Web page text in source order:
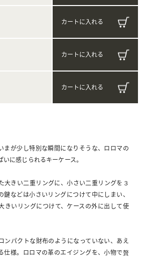
まが少し特別な瞬間になりそうな、ロロマの
に感じられるキーケース。
大きい二重リングに、小さい二重リングを３
鍵などは小さいリングにつけて中にしまい、
きいリングにつけて、ケースの外に出して使
ンパクトな財布のようになっていない、あえ
仕様。ロロマの革のエイジングを、小物で贅